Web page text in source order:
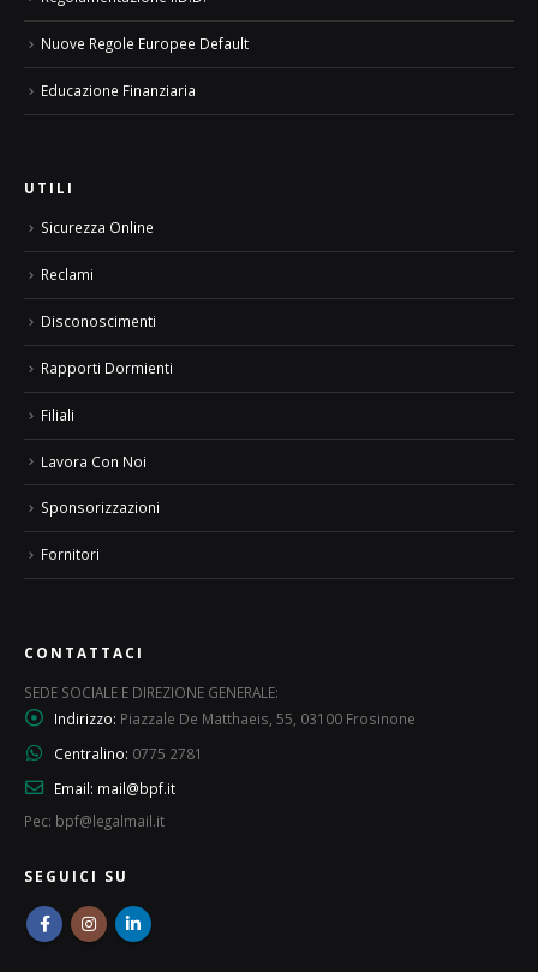
Nuove Regole Europee Default
Educazione Finanziaria
UTILI
Sicurezza Online
Reclami
Disconoscimenti
Rapporti Dormienti
Filiali
Lavora Con Noi
Sponsorizzazioni
Fornitori
CONTATTACI
SEDE SOCIALE E DIREZIONE GENERALE:
Indirizzo: Piazzale De Matthaeis, 55, 03100 Frosinone
Centralino: 0775 2781
Email: mail@bpf.it
Pec: bpf@legalmail.it
SEGUICI SU